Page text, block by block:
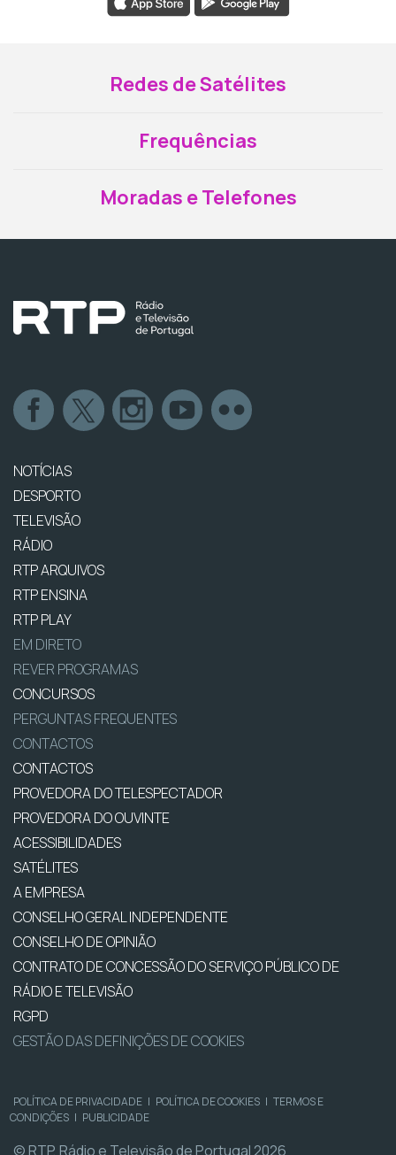
Redes de Satélites
Frequências
Moradas e Telefones
NOTÍCIAS
DESPORTO
TELEVISÃO
RÁDIO
RTP ARQUIVOS
RTP ENSINA
RTP PLAY
EM DIRETO
REVER PROGRAMAS
CONCURSOS
PERGUNTAS FREQUENTES
CONTACTOS
CONTACTOS
PROVEDORA DO TELESPECTADOR
PROVEDORA DO OUVINTE
ACESSIBILIDADES
SATÉLITES
A EMPRESA
CONSELHO GERAL INDEPENDENTE
CONSELHO DE OPINIÃO
CONTRATO DE CONCESSÃO DO SERVIÇO PÚBLICO DE
RÁDIO E TELEVISÃO
RGPD
GESTÃO DAS DEFINIÇÕES DE COOKIES
POLÍTICA DE PRIVACIDADE | POLÍTICA DE COOKIES | TERMOS E
CONDIÇÕES | PUBLICIDADE
© RTP, Rádio e Televisão de Portugal 2026